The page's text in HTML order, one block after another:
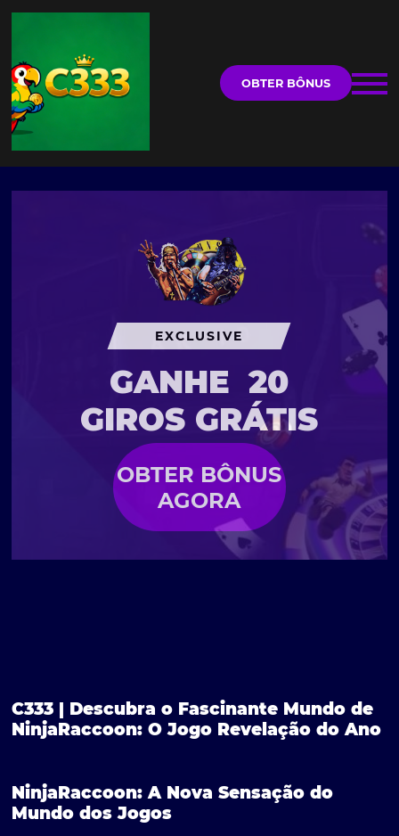
OBTER BÔNUS
EXCLUSIVE
GANHE 20
GIROS GRÁTIS
OBTER BÔNUS
AGORA
C333 | Descubra o Fascinante Mundo de
NinjaRaccoon: O Jogo Revelação do Ano
NinjaRaccoon: A Nova Sensação do
Mundo dos Jogos